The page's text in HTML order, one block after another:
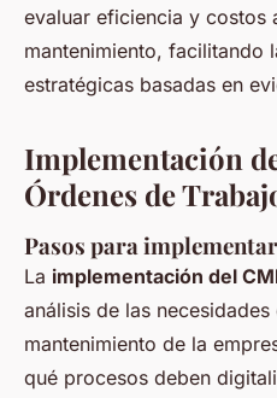
evaluar eficiencia y costos
mantenimiento, facilitando
estratégicas basadas en
Implementación
Órdenes de
Pasos para
La implementación del
análisis de las
mantenimiento de la
qué procesos deben